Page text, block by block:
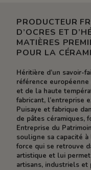
PRODUCTEUR
D’OCRES ET
MATIÈRES
POUR LA
Héritière d’un savoir-
référence
et de la haute
fabricant, l’entreprise
Puisaye et fabrique
de pâtes céramiques,
Entreprise du
souligne sa capacité
force qui se retrouve
artistique et lui
artisans, industriels et